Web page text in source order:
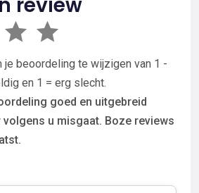
review
je beoordeling te wijzigen van 1 -
en 1 = erg slecht.
goed en uitgebreid
volgens u misgaat. Boze reviews